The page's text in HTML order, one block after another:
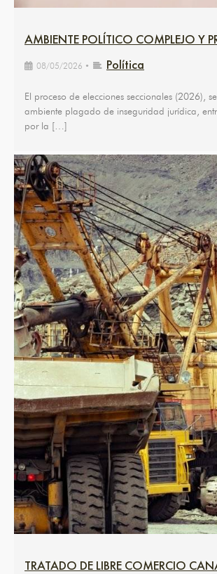
AMBIENTE POLÍTICO COMPLEJO Y
08/05/2026 • Política
El proceso de elecciones seccionales (2026),
ambiente plagado de inseguridad jurídica,
por la […]
TRATADO DE LIBRE COMERCIO